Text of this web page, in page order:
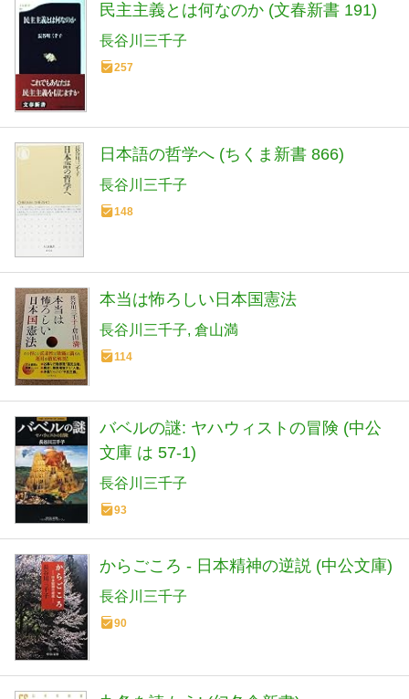
民主主義とは何なのか (文春新書 191)
長谷川三千子
257
日本語の哲学へ (ちくま新書 866)
長谷川三千子
148
本当は怖ろしい日本国憲法
長谷川三千子 倉山満
114
バベルの謎: ヤハウィストの冒険 (中公
文庫 は 57-1)
長谷川三千子
93
からごころ - 日本精神の逆説 (中公文庫)
長谷川三千子
90